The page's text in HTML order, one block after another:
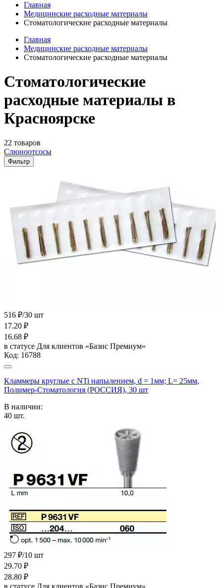
Главная
Медицинские расходные материалы
Стоматологические расходные материалы
Главная
Медицинские расходные материалы
Стоматологические расходные материалы
Стоматологические
расходные материалы в
Красноярске
22 товаров
Слюноотсосы
Фильтр
516 ₽/30 шт
17.20 ₽
16.68 ₽
в статусе Для клиентов «Базис Премиум»
Код: 16788
Кламмеры круглые с NTi напылением, d = 1мм; L= 25мм,
Полимер-Стоматология (РОССИЯ), 30 шт
В наличии:
40 шт.
297 ₽/10 шт
29.70 ₽
28.80 ₽
в статусе Для клиентов «Базис Премиум»